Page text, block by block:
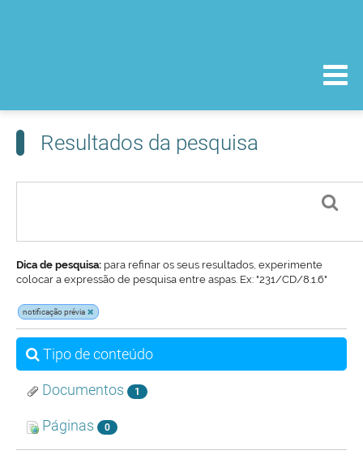
Resultados da pesquisa
Dica de pesquisa: para refinar os seus resultados, experimente
colocar a expressão de pesquisa entre aspas. Ex: "231/CD/8.1.6"
notificação prévia
Tipo de conteúdo
Documentos 1
Páginas 0